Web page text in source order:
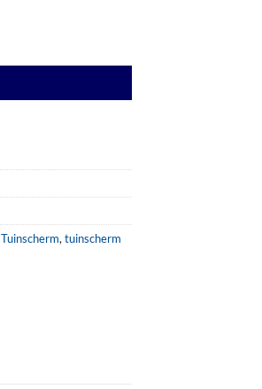
Tuinscherm, tuinscherm